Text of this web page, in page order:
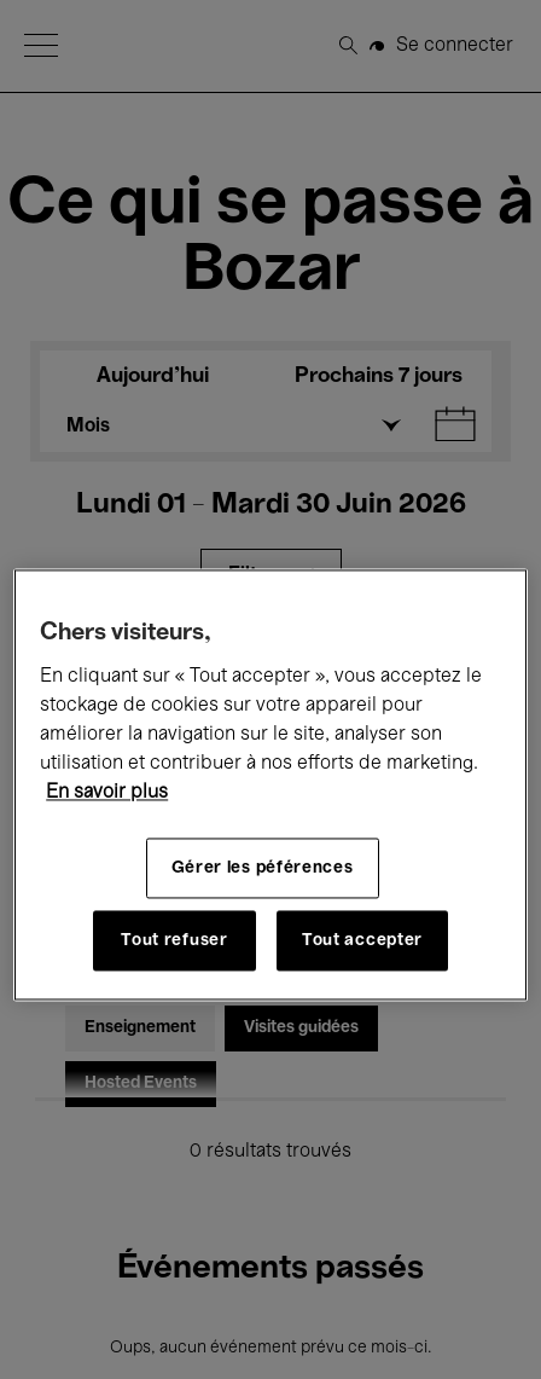
Open Menu
Rechercher
Se connecter
Ce qui se passe à
Bozar
Aujourd'hui Prochains 7 jours
Mois
Lundi 01 - Mardi 30 Juin 2026
Filtres
Expositions Films Performances
Rencontres & Débats Jazz
Musique électronique
Pour tous Kids’ Palace
Enseignement Visites guidées
Hosted Events
0 résultats trouvés
Événements passés
Oups, aucun événement prévu ce mois-ci.
Chers visiteurs,
En cliquant sur « Tout accepter », vous acceptez le
stockage de cookies sur votre appareil pour
améliorer la navigation sur le site, analyser son
utilisation et contribuer à nos efforts de marketing.
En savoir plus
Gérer les péférences
Tout refuser Tout accepter